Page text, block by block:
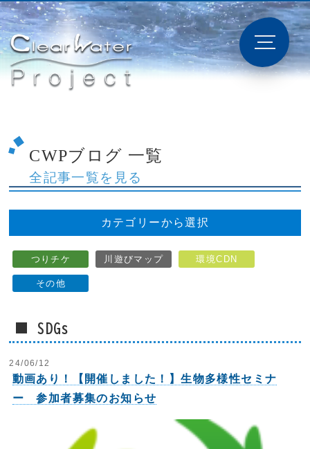
CWPブログ 一覧
全記事一覧を見る
カテゴリーから選択
つりチケ 川遊びマップ 環境CDN
その他
■ SDGs
24/06/12
動画あり！【開催しました！】生物多様性セミナ
ー 参加者募集のお知らせ